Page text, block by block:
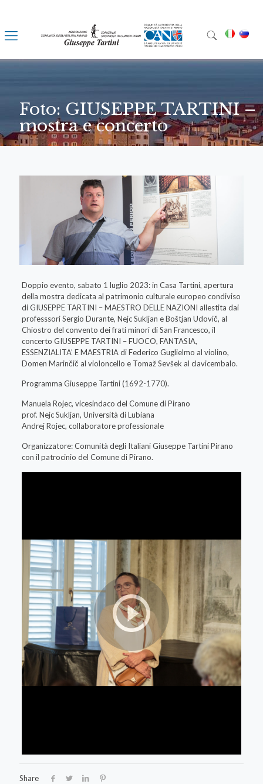
Foto: GIUSEPPE TARTINI –
mostra e concerto
Doppio evento, sabato 1 luglio 2023: in Casa Tartini, apertura
della mostra dedicata al patrimonio culturale europeo condiviso
di GIUSEPPE TARTINI – MAESTRO DELLE NAZIONI allestita dai
professsori Sergio Durante, Nejc Sukljan e Boštjan Udovič, al
Chiostro del convento dei frati minori di San Francesco, il
concerto GIUSEPPE TARTINI – FUOCO, FANTASIA,
ESSENZIALITA’ E MAESTRIA di Federico Guglielmo al violino,
Domen Marinčič al violoncello e Tomaž Sevšek al clavicembalo.
Programma Giuseppe Tartini (1692-1770).
Manuela Rojec, vicesindaco del Comune di Pirano
prof. Nejc Sukljan, Università di Lubiana
Andrej Rojec, collaboratore professionale
Organizzatore: Comunità degli Italiani Giuseppe Tartini Pirano
con il patrocinio del Comune di Pirano.
Share